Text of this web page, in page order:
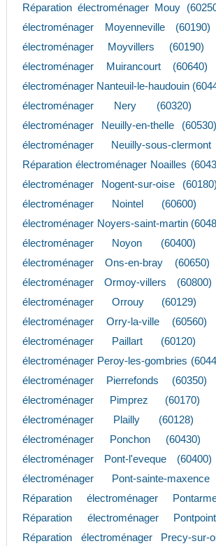
Réparation électroménager Mouy
électroménager Moyenneville (60190)
électroménager Moyvillers (60190)
électroménager Muirancourt (60640)
électroménager Nanteuil-le-haudouin
électroménager Nery (60320)
électroménager Neuilly-en-thelle (60530)
électroménager Neuilly-sous-
Réparation électroménager Noailles
électroménager Nogent-sur-oise (60180)
électroménager Nointel (60600)
électroménager Noyers-saint-martin
électroménager Noyon (60400)
électroménager Ons-en-bray (60650)
électroménager Ormoy-villers (60800)
électroménager Orrouy (60129)
électroménager Orry-la-ville (60560)
électroménager Paillart (60120)
électroménager Peroy-les-gombries
électroménager Pierrefonds (60350)
électroménager Pimprez (60170)
électroménager Plailly (60128)
électroménager Ponchon (60430)
électroménager Pont-l'eveque (60400)
électroménager Pont-sainte-
Réparation électroménager
Réparation électroménager
Réparation électroménager Precy-sur-